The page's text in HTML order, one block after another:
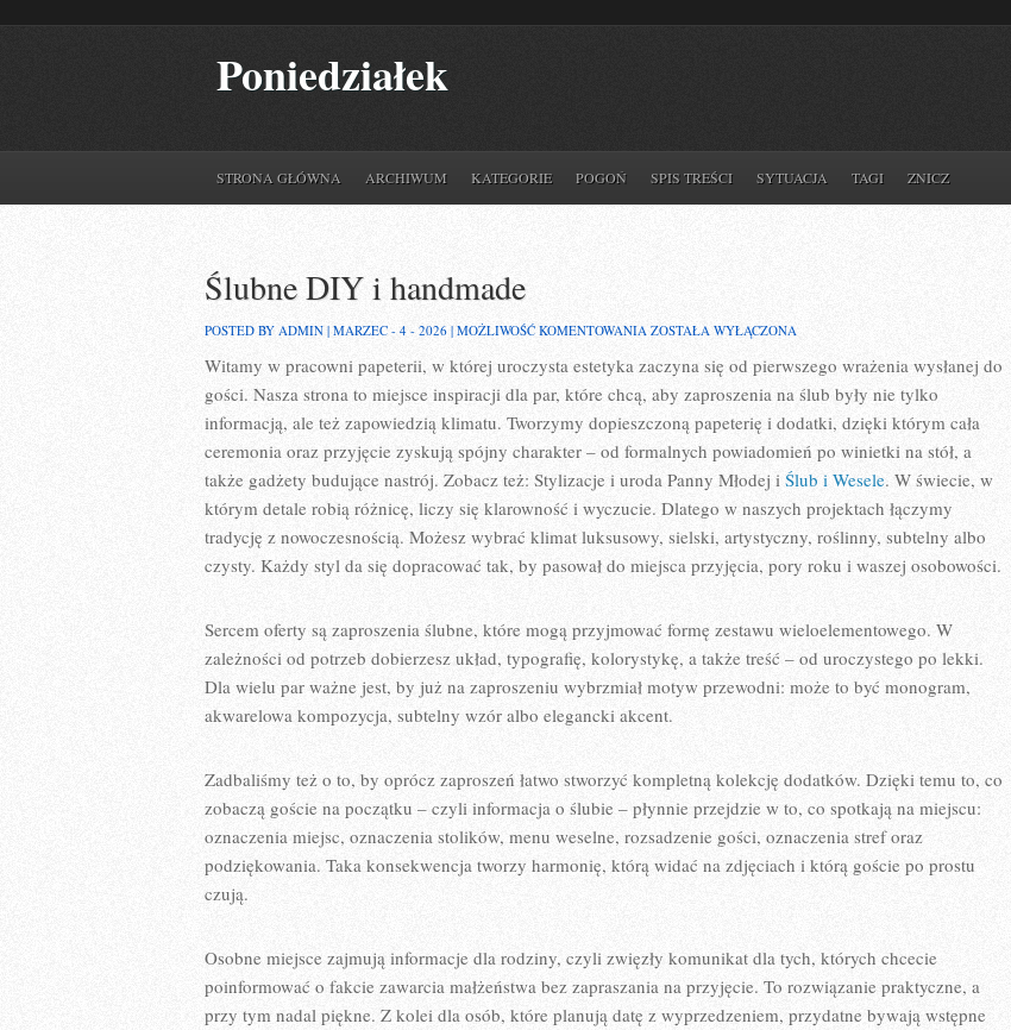
Poniedziałek
STRONA GŁÓWNA ARCHIWUM KATEGORIE POGOŃ SPIS TREŚCI SYTUACJA TAGI ZNICZ
Ślubne DIY i handmade
POSTED BY ADMIN | MARZEC - 4 - 2026 | MOŻLIWOŚĆ KOMENTOWANIA ŚLUBNE
I
HANDMADE
ZOSTAŁA WYŁĄCZONA
Witamy w pracowni papeterii, w której uroczysta estetyka zaczyna się od pierwszego wrażenia wysłanej do
gości. Nasza strona to miejsce inspiracji dla par, które chcą, aby zaproszenia na ślub były nie tylko
informacją, ale też zapowiedzią klimatu. Tworzymy dopieszczoną papeterię i dodatki, dzięki którym cała
ceremonia oraz przyjęcie zyskują spójny charakter – od formalnych powiadomień po winietki na stół, a
także gadżety budujące nastrój. Zobacz też: Stylizacje i uroda Panny Młodej i Ślub i Wesele. W świecie, w
którym detale robią różnicę, liczy się klarowność i wyczucie. Dlatego w naszych projektach łączymy
tradycję z nowoczesnością. Możesz wybrać klimat luksusowy, sielski, artystyczny, roślinny, subtelny albo
czysty. Każdy styl da się dopracować tak, by pasował do miejsca przyjęcia, pory roku i waszej osobowości.
Sercem oferty są zaproszenia ślubne, które mogą przyjmować formę zestawu wieloelementowego. W
zależności od potrzeb dobierzesz układ, typografię, kolorystykę, a także treść – od uroczystego po lekki.
Dla wielu par ważne jest, by już na zaproszeniu wybrzmiał motyw przewodni: może to być monogram,
akwarelowa kompozycja, subtelny wzór albo elegancki akcent.
Zadbaliśmy też o to, by oprócz zaproszeń łatwo stworzyć kompletną kolekcję dodatków. Dzięki temu to, co
zobaczą goście na początku – czyli informacja o ślubie – płynnie przejdzie w to, co spotkają na miejscu:
oznaczenia miejsc, oznaczenia stolików, menu weselne, rozsadzenie gości, oznaczenia stref oraz
podziękowania. Taka konsekwencja tworzy harmonię, którą widać na zdjęciach i którą goście po prostu
czują.
Osobne miejsce zajmują informacje dla rodziny, czyli zwięzły komunikat dla tych, których chcecie
poinformować o fakcie zawarcia małżeństwa bez zapraszania na przyjęcie. To rozwiązanie praktyczne, a
przy tym nadal piękne. Z kolei dla osób, które planują datę z wyprzedzeniem, przydatne bywają wstępne